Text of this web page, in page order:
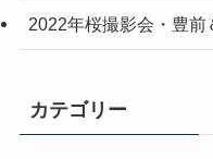
2022年桜撮影会・豊前
カテゴリー